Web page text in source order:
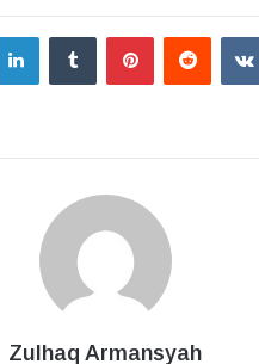
LinkedInTumblr PinterestReddit
Zulhaq Armansyah